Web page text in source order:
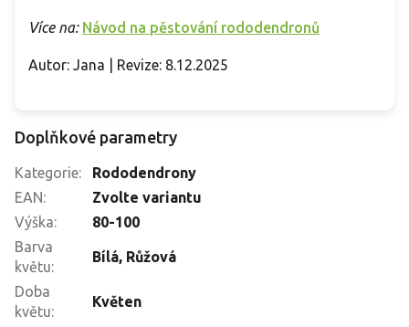
Více na: Návod na pěstování rododendronů
Autor: Jana | Revize: 8.12.2025
Doplňkové parametry
Kategorie:
Rododendrony
EAN:
Zvolte variantu
Výška:
80-100
Barva
květu:
Bílá, Růžová
Doba
květu:
Květen